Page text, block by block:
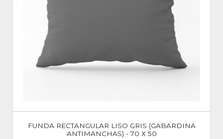
FUNDA RECTANGULAR LISO GRIS (GABARDINA
ANTIMANCHAS) - 70 X 50